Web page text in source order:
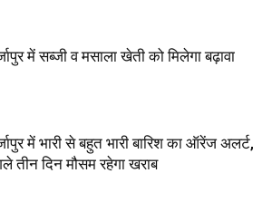
में सब्जी व मसाला खेती को मिलेगा बढ़ावा
में भारी से बहुत भारी बारिश का ऑरेंज अलर्ट,
तीन दिन मौसम रहेगा खराब